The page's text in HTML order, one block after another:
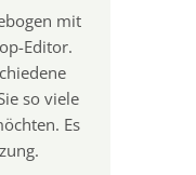
mit
Editor.
so viele
Es